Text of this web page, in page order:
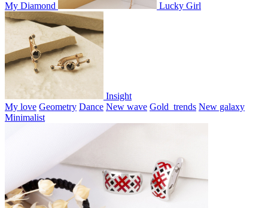
My Diamond Lucky Girl
Insight
My love Geometry Dance New wave Gold_trends New galaxy
Minimalist